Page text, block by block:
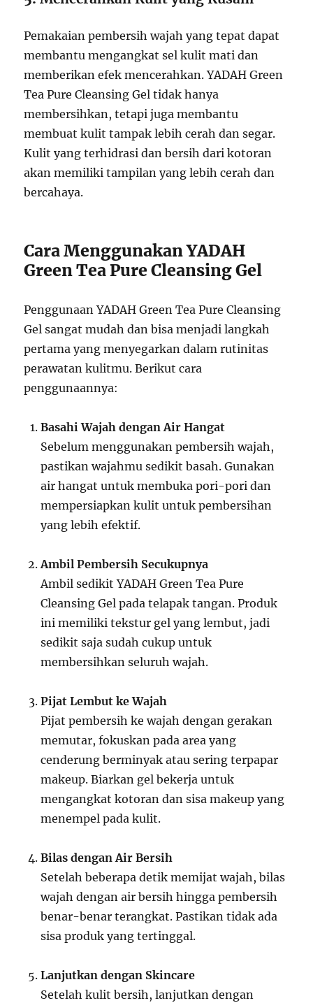
Pemakaian pembersih wajah yang tepat dapat
membantu mengangkat sel kulit mati dan
memberikan efek mencerahkan. YADAH Green
Tea Pure Cleansing Gel tidak hanya
membersihkan, tetapi juga membantu
membuat kulit tampak lebih cerah dan segar.
Kulit yang terhidrasi dan bersih dari kotoran
akan memiliki tampilan yang lebih cerah dan
bercahaya.
Cara Menggunakan YADAH
Green Tea Pure Cleansing Gel
Penggunaan YADAH Green Tea Pure Cleansing
Gel sangat mudah dan bisa menjadi langkah
pertama yang menyegarkan dalam rutinitas
perawatan kulitmu. Berikut cara
penggunaannya:
Basahi Wajah dengan Air Hangat
Sebelum menggunakan pembersih wajah,
pastikan wajahmu sedikit basah. Gunakan
air hangat untuk membuka pori-pori dan
mempersiapkan kulit untuk pembersihan
yang lebih efektif.
Ambil Pembersih Secukupnya
Ambil sedikit YADAH Green Tea Pure
Cleansing Gel pada telapak tangan. Produk
ini memiliki tekstur gel yang lembut, jadi
sedikit saja sudah cukup untuk
membersihkan seluruh wajah.
Pijat Lembut ke Wajah
Pijat pembersih ke wajah dengan gerakan
memutar, fokuskan pada area yang
cenderung berminyak atau sering terpapar
makeup. Biarkan gel bekerja untuk
mengangkat kotoran dan sisa makeup yang
menempel pada kulit.
Bilas dengan Air Bersih
Setelah beberapa detik memijat wajah, bilas
wajah dengan air bersih hingga pembersih
benar-benar terangkat. Pastikan tidak ada
sisa produk yang tertinggal.
Lanjutkan dengan Skincare
Setelah kulit bersih, lanjutkan dengan